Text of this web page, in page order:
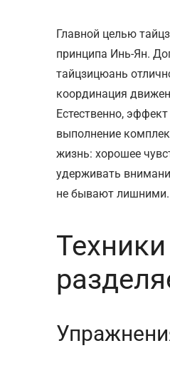
Главной целью
принципа Инь-Ян.
тайцзицюань
координация
Естественно,
выполнение
жизнь: хорошее
удерживать
не бывают лишними.